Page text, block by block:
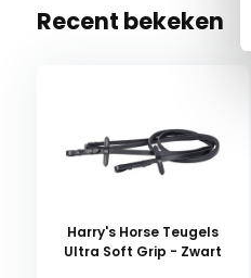
Recent bekeken
Harry's Horse Teugels
Ultra Soft Grip - Zwart